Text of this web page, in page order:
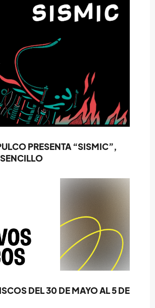
PRESENTA “SISMIC”,
DEL 30 DE MAYO AL 5 DE